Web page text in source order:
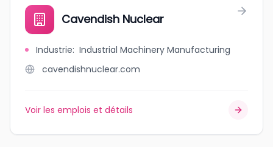
Cavendish Nuclear
Industrie: Industrial Machinery Manufacturing
cavendishnuclear.com
Voir les emplois et détails